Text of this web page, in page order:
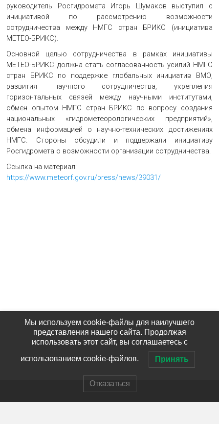
руководитель Росгидромета Игорь Шумаков выступил с
инициативой по рассмотрению возможности
сотрудничества между НМГС стран БРИКС (инициатива
МЕТЕО-БРИКС).
Основной целью сотрудничества в рамках инициативы
МЕТЕО-БРИКС должна стать согласованность усилий НМГС
стран БРИКС по поддержке глобальных инициатив ВМО,
развития научного сотрудничества, укрепления
горизонтальных связей между научными институтами,
обмен опытом НМГС стран БРИКС по вопросу создания
национальных «гидрометеорологических предприятий»,
обмена информацией о научно-технических достижениях
НМГС. Стороны обсудили и поддержали инициативу
Росгидромета о возможности организации сотрудничества.
Ссылка на материал:
https://www.meteorf.gov.ru/press/news/39031/
Мы используем cookie-файлы для наилучшего
представления нашего сайта. Продолжая
использовать этот сайт, вы соглашаетесь с
использованием cookie-файлов. Принять
Отказаться